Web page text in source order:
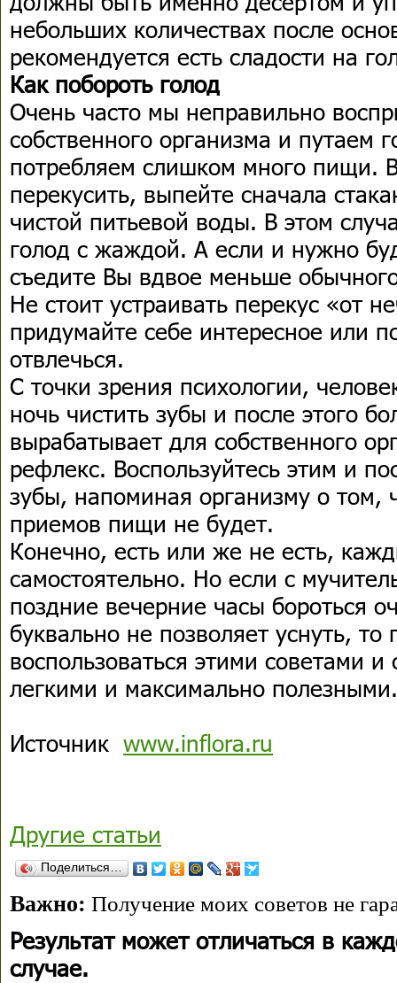
небольших количествах после
рекомендуется есть сладости на
Как побороть голод
Очень часто мы неправильно
собственного организма и путаем
потребляем слишком много пищи.
перекусить, выпейте сначала
чистой питьевой воды. В этом
голод с жаждой. А если и нужно
съедите Вы вдвое меньше
Не стоит устраивать перекус «от
придумайте себе интересное или
отвлечься.
С точки зрения психологии,
ночь чистить зубы и после этого
вырабатывает для собственного
рефлекс. Воспользуйтесь этим и
зубы, напоминая организму о том,
приемов пищи не будет.
Конечно, есть или же не есть,
самостоятельно. Но если с
поздние вечерние часы бороться
буквально не позволяет уснуть, то
воспользоваться этими советами
легкими и максимально полезными.
Источник www.inflora.ru
Другие статьи
Поделиться…
Важно: Получение моих советов не
Результат может отличаться в
случае.